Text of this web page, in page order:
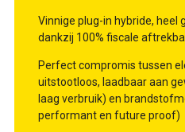
Vinnige plug-in hybride, heel
dankzij 100% fiscale
Perfect compromis tussen
uitstootloos, laadbaar aan
laag verbruik) en
performant en future proof)